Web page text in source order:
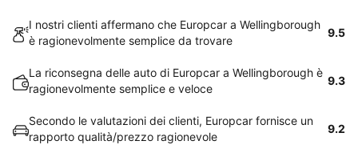
I nostri clienti affermano che Europcar a Wellingborough
è ragionevolmente semplice da trovare
9.5
La riconsegna delle auto di Europcar a Wellingborough è
ragionevolmente semplice e veloce
9.3
Secondo le valutazioni dei clienti, Europcar fornisce un
rapporto qualità/prezzo ragionevole
9.2